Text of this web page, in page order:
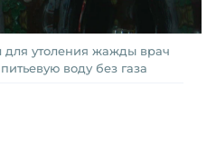
утоления жажды врач
воду без газа